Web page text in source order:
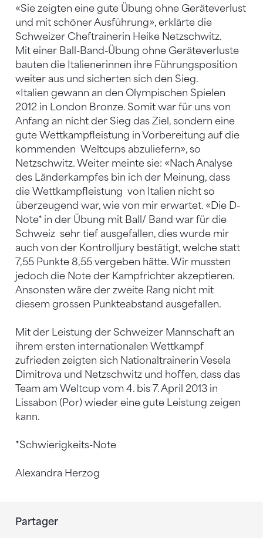
«Sie zeigten eine gute Übung ohne Geräteverlust
und mit schöner Ausführung», erklärte die
Schweizer Cheftrainerin Heike Netzschwitz.
Mit einer Ball-Band-Übung ohne Geräteverluste
bauten die Italienerinnen ihre Führungsposition
weiter aus und sicherten sich den Sieg.
«Italien gewann an den Olympischen Spielen
2012 in London Bronze. Somit war für uns von
Anfang an nicht der Sieg das Ziel, sondern eine
gute Wettkampfleistung in Vorbereitung auf die
kommenden Weltcups abzuliefern», so
Netzschwitz. Weiter meinte sie: «Nach Analyse
des Länderkampfes bin ich der Meinung, dass
die Wettkampfleistung von Italien nicht so
überzeugend war, wie von mir erwartet. «Die D-
Note* in der Übung mit Ball/ Band war für die
Schweiz sehr tief ausgefallen, dies wurde mir
auch von der Kontrolljury bestätigt, welche statt
7,55 Punkte 8,55 vergeben hätte. Wir mussten
jedoch die Note der Kampfrichter akzeptieren.
Ansonsten wäre der zweite Rang nicht mit
diesem grossen Punkteabstand ausgefallen.
Mit der Leistung der Schweizer Mannschaft an
ihrem ersten internationalen Wettkampf
zufrieden zeigten sich Nationaltrainerin Vesela
Dimitrova und Netzschwitz und hoffen, dass das
Team am Weltcup vom 4. bis 7. April 2013 in
Lissabon (Por) wieder eine gute Leistung zeigen
kann.
*Schwierigkeits-Note
Alexandra Herzog
Partager